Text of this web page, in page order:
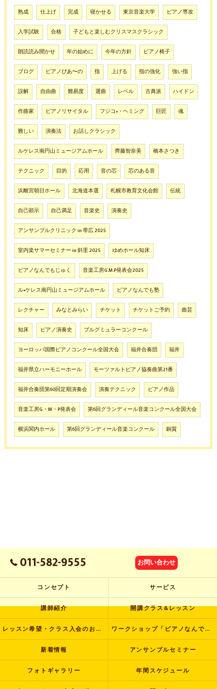
熟成 仕上げ 完成 寝かせる 東京音楽大学 ピアノ専攻
入学試験 合格 子どもと楽しむクリスマスクラシック
朗読読み聞かせ 年の始めに 今年の方針 ピアノ椅子
ブログ ピアノぴあ〜の 指 上げる 指の強化 強い指
誤解 自由曲 難易度 選曲 レベル 古典派 ハイドン
作曲家 ピアノリサイタル フジコ•・ヘミング 巨匠 魂
難しい 演奏法 お話しクラシック
ルケレス南円山ミュージアムホール 齊藤智奈美 橋本さつき
テクニック 目的 応用 音の芯 芯のある音
浜離宮朝日ホール 北海道本選 札幌市教育文化会館 伝統
自己顕示 自己満足 音楽史 演奏史
アンサンブルクリニック in 帯広 2025
室内楽サマーセミナー in 斜里 2025 ゆめホール知床
ピアノなんでもじゅく 音楽工房G.M.P発表会2025
ル•ケレス南円山ミュージアムホール ピアノなんでも塾
レクチャー みなとみらい チケット チケットご予約 曲芸
知床 ピアノ演奏史 ブルグミュラーコンクール
ヨーロッパ国際ピアノコンクール全国大会 福井合奏団 福井
福井県立ハーモニーホール モーツァルトピアノ協奏曲第21番
福井合奏団第60回定期演奏会 演奏テクニック ピアノ作品
音楽工房G・M・P発表会 第6回グランディール音楽コンクール全国大会
横浜関内ホール 第6回グランディール音楽コンクール 銅賞
011-582-9555 お問い合わせ
コンセプト サービス
講師紹介 開講クラス&レッスン
レッスン希望・クラス入会のお申し込み ワークショップ「ピアノなんでも塾」
新着情報 アンサンブルセミナー
フォトギャラリー 年間スケジュール